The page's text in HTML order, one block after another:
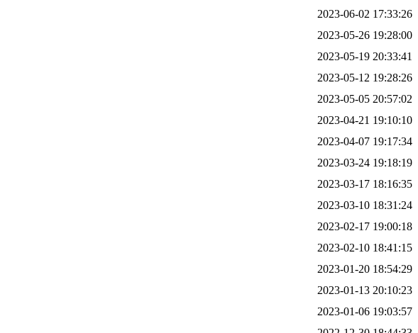
2023-06-02 17:33:26
2023-05-26 19:28:00
2023-05-19 20:33:41
2023-05-12 19:28:26
2023-05-05 20:57:02
2023-04-21 19:10:10
2023-04-07 19:17:34
2023-03-24 19:18:19
2023-03-17 18:16:35
2023-03-10 18:31:24
2023-02-17 19:00:18
2023-02-10 18:41:15
2023-01-20 18:54:29
2023-01-13 20:10:23
2023-01-06 19:03:57